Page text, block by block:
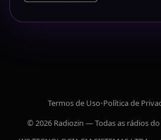
Termos de Uso•Política de
© 2026 Radiozin — Todas as rádios